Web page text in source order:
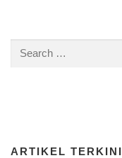
Search
ARTIKEL TERKINI